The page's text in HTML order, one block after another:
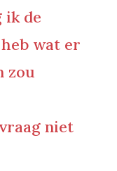
ik de
wat er
zou
niet